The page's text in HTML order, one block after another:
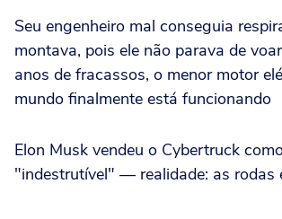
Seu engenheiro mal conseguia
montava, pois ele não parava de
anos de fracassos, o menor motor
mundo finalmente está funcionando
Elon Musk vendeu o Cybertruck
"indestrutível" — realidade: as rodas